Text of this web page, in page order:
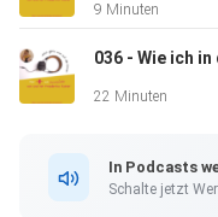
9 Minuten
036 - Wie ich
22 Minuten
In Podcasts
Schalte jetzt